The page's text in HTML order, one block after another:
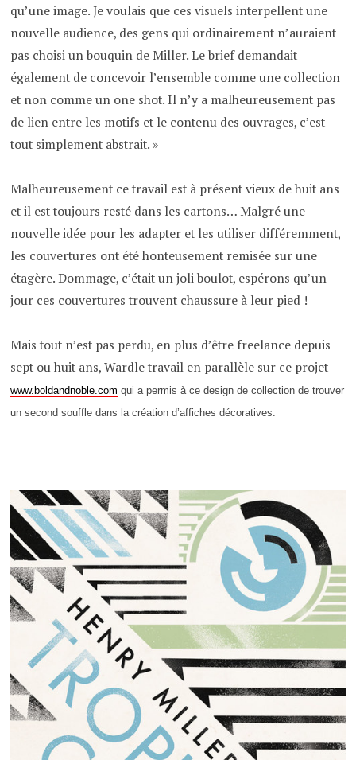
qu’une image. Je voulais que ces visuels interpellent une
nouvelle audience, des gens qui ordinairement n’auraient
pas choisi un bouquin de Miller. Le brief demandait
également de concevoir l’ensemble comme une collection
et non comme un one shot. Il n’y a malheureusement pas
de lien entre les motifs et le contenu des ouvrages, c’est
tout simplement abstrait. »
Malheureusement ce travail est à présent vieux de huit ans
et il est toujours resté dans les cartons… Malgré une
nouvelle idée pour les adapter et les utiliser différemment,
les couvertures ont été honteusement remisée sur une
étagère. Dommage, c’était un joli boulot, espérons qu’un
jour ces couvertures trouvent chaussure à leur pied !
Mais tout n’est pas perdu, en plus d’être freelance depuis
sept ou huit ans, Wardle travail en parallèle sur ce projet
www.boldandnoble.com qui a permis à ce design de collection de trouver
un second souffle dans la création d’affiches décoratives.